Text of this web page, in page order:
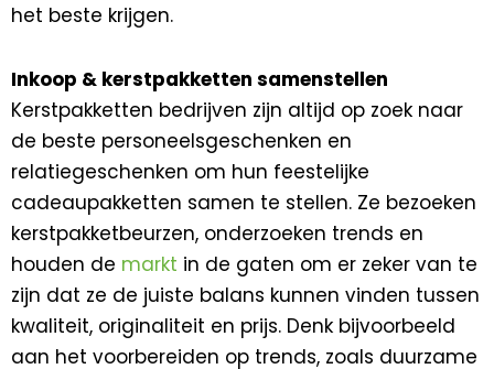
het beste krijgen.
Inkoop & kerstpakketten samenstellen
Kerstpakketten bedrijven zijn altijd op zoek naar
de beste personeelsgeschenken en
relatiegeschenken om hun feestelijke
cadeaupakketten samen te stellen. Ze bezoeken
kerstpakketbeurzen, onderzoeken trends en
houden de markt in de gaten om er zeker van te
zijn dat ze de juiste balans kunnen vinden tussen
kwaliteit, originaliteit en prijs. Denk bijvoorbeeld
aan het voorbereiden op trends, zoals duurzame